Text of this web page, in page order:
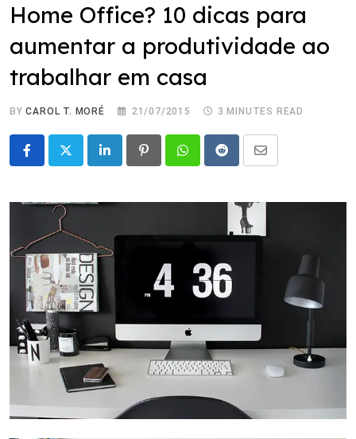
Home Office? 10 dicas para
aumentar a produtividade ao
trabalhar em casa
BYCAROL T. MORÉ 21/07/2015 3 MINUTES READ
LinkedIn PinterestWhatsappRedditShare
Email